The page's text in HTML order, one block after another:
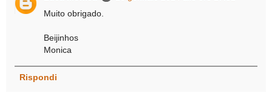
Muito obrigado.
Beijinhos
Monica
Rispondi